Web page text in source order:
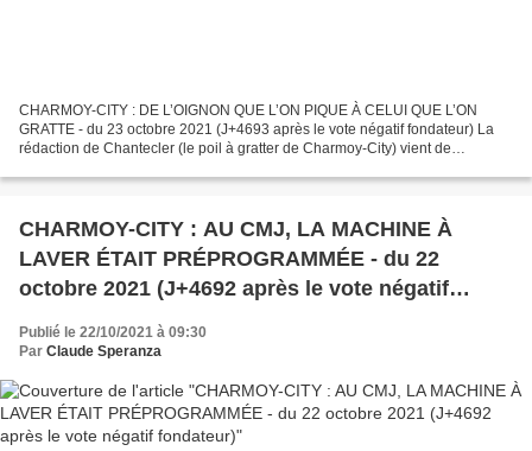
CHARMOY-CITY : DE L’OIGNON QUE L’ON PIQUE À CELUI QUE L’ON
GRATTE - du 23 octobre 2021 (J+4693 après le vote négatif fondateur) La
rédaction de Chantecler (le poil à gratter de Charmoy-City) vient de
CHARMOY-CITY : AU CMJ, LA MACHINE À
LAVER ÉTAIT PRÉPROGRAMMÉE - du 22
octobre 2021 (J+4692 après le vote négatif
fondateur)
Publié le 22/10/2021 à 09:30
Par Claude Speranza